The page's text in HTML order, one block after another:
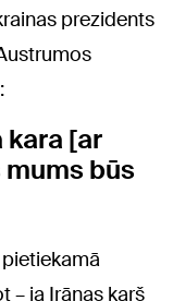
prezidents
kara [ar
būs
– ja Irānas karš